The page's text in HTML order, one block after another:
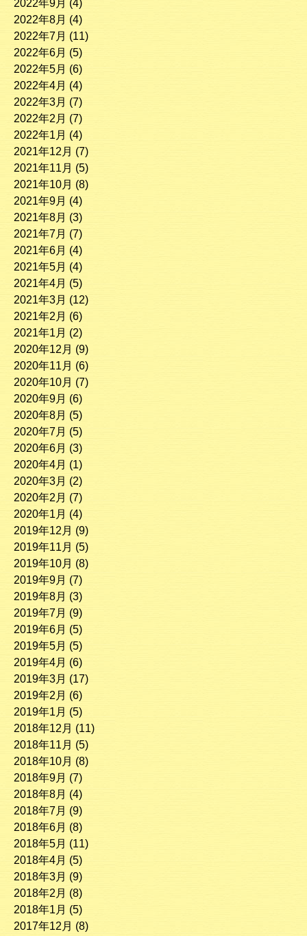
2022年9月 (4)
2022年8月 (4)
2022年7月 (11)
2022年6月 (5)
2022年5月 (6)
2022年4月 (4)
2022年3月 (7)
2022年2月 (7)
2022年1月 (4)
2021年12月 (7)
2021年11月 (5)
2021年10月 (8)
2021年9月 (4)
2021年8月 (3)
2021年7月 (7)
2021年6月 (4)
2021年5月 (4)
2021年4月 (5)
2021年3月 (12)
2021年2月 (6)
2021年1月 (2)
2020年12月 (9)
2020年11月 (6)
2020年10月 (7)
2020年9月 (6)
2020年8月 (5)
2020年7月 (5)
2020年6月 (3)
2020年4月 (1)
2020年3月 (2)
2020年2月 (7)
2020年1月 (4)
2019年12月 (9)
2019年11月 (5)
2019年10月 (8)
2019年9月 (7)
2019年8月 (3)
2019年7月 (9)
2019年6月 (5)
2019年5月 (5)
2019年4月 (6)
2019年3月 (17)
2019年2月 (6)
2019年1月 (5)
2018年12月 (11)
2018年11月 (5)
2018年10月 (8)
2018年9月 (7)
2018年8月 (4)
2018年7月 (9)
2018年6月 (8)
2018年5月 (11)
2018年4月 (5)
2018年3月 (9)
2018年2月 (8)
2018年1月 (5)
2017年12月 (8)